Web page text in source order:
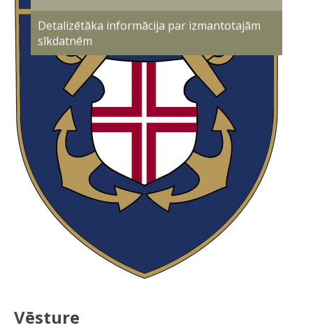
Vēsture
Detalizētāka informācija par izmantotajām
sīkdatnēm